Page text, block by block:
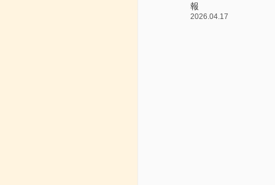
報
2026.04.17